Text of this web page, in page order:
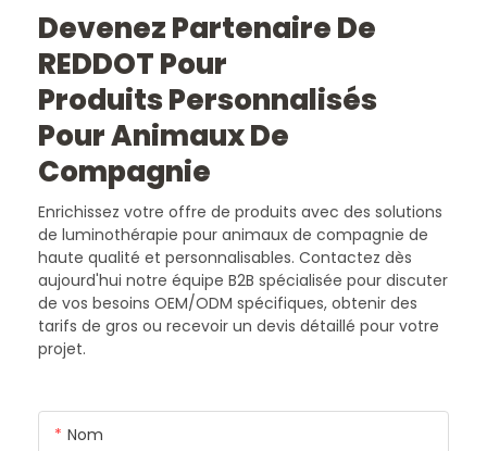
Devenez Partenaire De
REDDOT Pour
Produits Personnalisés
Pour Animaux De
Compagnie
Enrichissez votre offre de produits avec des solutions
de luminothérapie pour animaux de compagnie de
haute qualité et personnalisables. Contactez dès
aujourd'hui notre équipe B2B spécialisée pour discuter
de vos besoins OEM/ODM spécifiques, obtenir des
tarifs de gros ou recevoir un devis détaillé pour votre
projet.
Nom